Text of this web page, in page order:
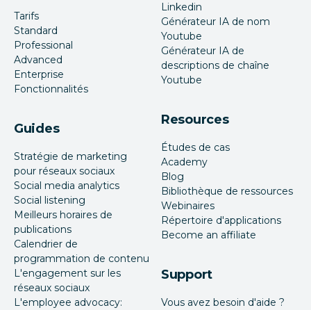
Tarifs
Standard
Professional
Advanced
Enterprise
Fonctionnalités
Guides
Stratégie de marketing
pour réseaux sociaux
Social media analytics
Social listening
Meilleurs horaires de
publications
Calendrier de
programmation de contenu
L'engagement sur les
réseaux sociaux
L'employee advocacy:
Linkedin
Générateur IA de nom
Youtube
Générateur IA de
descriptions de chaîne
Youtube
Resources
Études de cas
Academy
Blog
Bibliothèque de ressources
Webinaires
Répertoire d'applications
Become an affiliate
Support
Vous avez besoin d'aide ?